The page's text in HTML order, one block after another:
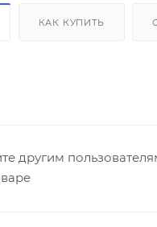
КАК КУПИТЬ
другим